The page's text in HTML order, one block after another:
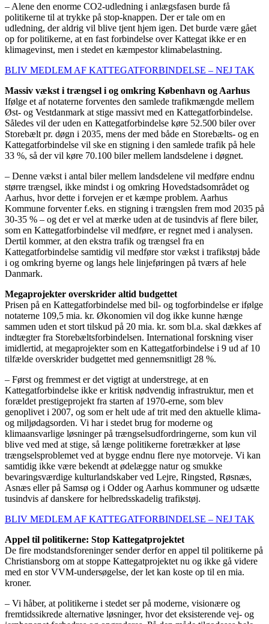
– Alene den enorme CO2-udledning i anlægsfasen burde få
politikerne til at trykke på stop-knappen. Der er tale om en
udledning, der aldrig vil blive tjent hjem igen. Det burde være gået
op for politikerne, at en fast forbindelse over Kattegat ikke er en
klimagevinst, men i stedet en kæmpestor klimabelastning.
BLIV MEDLEM AF KATTEGATFORBINDELSE – NEJ TAK
Massiv vækst i trængsel i og omkring København og Aarhus
Ifølge et af notaterne forventes den samlede trafikmængde mellem
Øst- og Vestdanmark at stige massivt med en Kattegatforbindelse.
Således vil der uden en Kattegatforbindelse køre 52.500 biler over
Storebælt pr. døgn i 2035, mens der med både en Storebælts- og en
Kattegatforbindelse vil ske en stigning i den samlede trafik på hele
33 %, så der vil køre 70.100 biler mellem landsdelene i døgnet.
– Denne vækst i antal biler mellem landsdelene vil medføre endnu
større trængsel, ikke mindst i og omkring Hovedstadsområdet og
Aarhus, hvor dette i forvejen er et kæmpe problem. Aarhus
Kommune forventer f.eks. en stigning i trængslen frem mod 2035 på
30-35 % – og det er vel at mærke uden at de tusindvis af flere biler,
som en Kattegatforbindelse vil medføre, er regnet med i analysen.
Dertil kommer, at den ekstra trafik og trængsel fra en
Kattegatforbindelse samtidig vil medføre stor vækst i trafikstøj både
i og omkring byerne og langs hele linjeføringen på tværs af hele
Danmark.
Megaprojekter overskrider altid budgettet
Prisen på en Kattegatforbindelse med bil- og togforbindelse er ifølge
notaterne 109,5 mia. kr. Økonomien vil dog ikke kunne hænge
sammen uden et stort tilskud på 20 mia. kr. som bl.a. skal dækkes af
indtægter fra Storebæltsforbindelsen. International forskning viser
imidlertid, at megaprojekter som en Kattegatforbindelse i 9 ud af 10
tilfælde overskrider budgettet med gennemsnitligt 28 %.
– Først og fremmest er det vigtigt at understrege, at en
Kattegatforbindelse ikke er kritisk nødvendig infrastruktur, men et
forældet prestigeprojekt fra starten af 1970-erne, som blev
genoplivet i 2007, og som er helt ude af trit med den aktuelle klima-
og miljødagsorden. Vi har i stedet brug for moderne og
klimaansvarlige løsninger på trængselsudfordringerne, som kun vil
blive ved med at stige, så længe politikerne foretrækker at løse
trængselsproblemet ved at bygge endnu flere nye motorveje. Vi kan
samtidig ikke være bekendt at ødelægge natur og smukke
bevaringsværdige kulturlandskaber ved Lejre, Ringsted, Røsnæs,
Asnæs eller på Samsø og i Odder og Aarhus kommuner og udsætte
tusindvis af danskere for helbredsskadelig trafikstøj.
BLIV MEDLEM AF KATTEGATFORBINDELSE – NEJ TAK
Appel til politikerne: Stop Kattegatprojektet
De fire modstandsforeninger sender derfor en appel til politikerne på
Christiansborg om at stoppe Kattegatprojektet nu og ikke gå videre
med en stor VVM-undersøgelse, der let kan koste op til en mia.
kroner.
– Vi håber, at politikerne i stedet ser på moderne, visionære og
fremtidssikrede alternative løsninger, hvor det eksisterende vej- og